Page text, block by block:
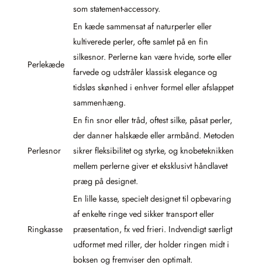
som statement-accessory.
Perlekæde
En kæde sammensat af naturperler eller
kultiverede perler, ofte samlet på en fin
silkesnor. Perlerne kan være hvide, sorte eller
farvede og udstråler klassisk elegance og
tidsløs skønhed i enhver formel eller afslappet
sammenhæng.
Perlesnor
En fin snor eller tråd, oftest silke, påsat perler,
der danner halskæde eller armbånd. Metoden
sikrer fleksibilitet og styrke, og knobeteknikken
mellem perlerne giver et eksklusivt håndlavet
præg på designet.
Ringkasse
En lille kasse, specielt designet til opbevaring
af enkelte ringe ved sikker transport eller
præsentation, fx ved frieri. Indvendigt særligt
udformet med riller, der holder ringen midt i
boksen og fremviser den optimalt.